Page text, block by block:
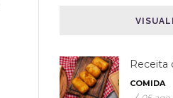
Receita
COMIDA